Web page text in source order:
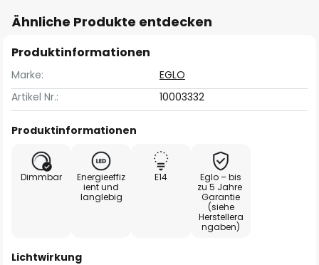
Ähnliche Produkte entdecken
Produktinformationen
Marke:
EGLO
Artikel Nr.:
10003332
Produktinformationen
Dimmbar
Energieeffiz
ient und
langlebig
E14
Eglo – bis
zu 5 Jahre
Garantie
(siehe
Herstellera
ngaben)
Lichtwirkung